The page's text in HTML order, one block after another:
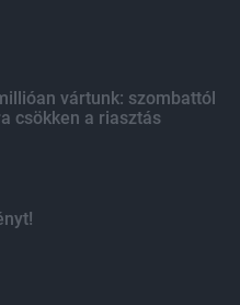
vártunk: szombattól
csökken a riasztás